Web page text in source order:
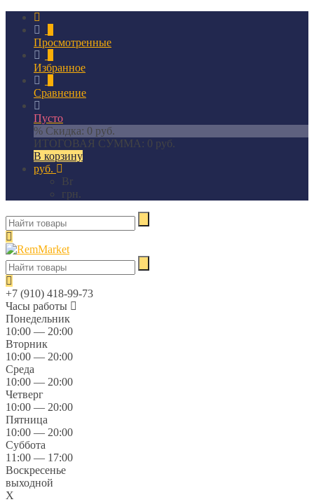
Просмотренные
Избранное
Сравнение
Пусто
% Скидка: 0 руб.
ИТОГОВАЯ СУММА: 0 руб.
В корзину
руб.
Br
грн.
+7 (910) 418-99-73
Часы работы
Понедельник
10:00 — 20:00
Вторник
10:00 — 20:00
Среда
10:00 — 20:00
Четверг
10:00 — 20:00
Пятница
10:00 — 20:00
Суббота
11:00 — 17:00
Воскресенье
выходной
X